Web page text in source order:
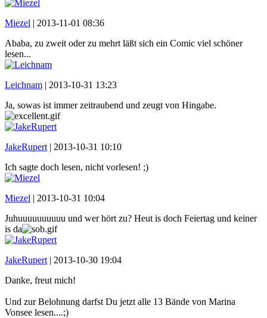
Miezel | 2013-11-01 08:36
Ababa, zu zweit oder zu mehrt läßt sich ein Comic viel schöner
lesen...
Leichnam | 2013-10-31 13:23
Ja, sowas ist immer zeitraubend und zeugt von Hingabe.
JakeRupert | 2013-10-31 10:10
Ich sagte doch lesen, nicht vorlesen! ;)
Miezel | 2013-10-31 10:04
Juhuuuuuuuuuu und wer hört zu? Heut is doch Feiertag und keiner
is da
JakeRupert | 2013-10-30 19:04
Danke, freut mich!
Und zur Belohnung darfst Du jetzt alle 13 Bände von Marina
Vonsee lesen....;)